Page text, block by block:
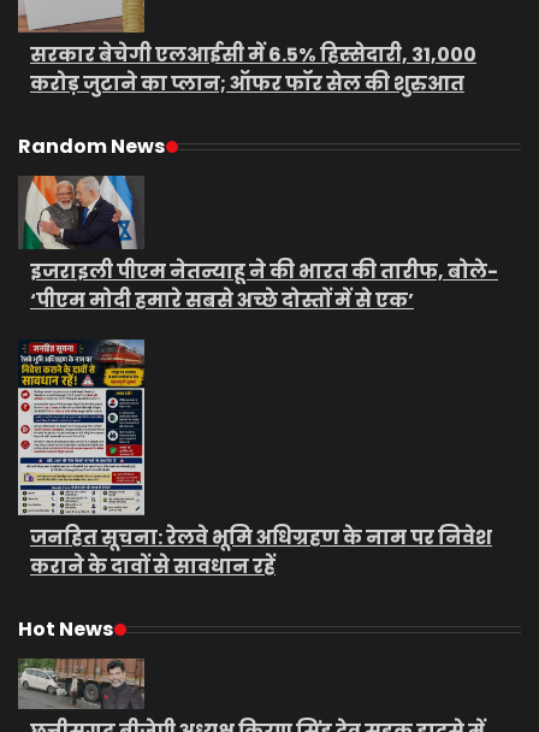
सरकार बेचेगी एलआईसी में 6.5% हिस्सेदारी, 31,000
करोड़ जुटाने का प्लान; ऑफर फॉर सेल की शुरुआत
Random News
इजराइली पीएम नेतन्याहू ने की भारत की तारीफ, बोले-
‘पीएम मोदी हमारे सबसे अच्छे दोस्तों में से एक’
जनहित सूचना: रेलवे भूमि अधिग्रहण के नाम पर निवेश
कराने के दावों से सावधान रहें
Hot News